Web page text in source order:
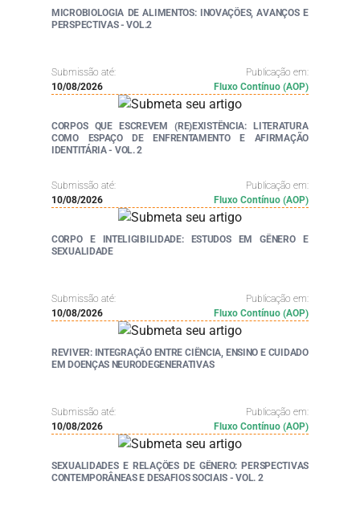
MICROBIOLOGIA DE ALIMENTOS: INOVAÇÕES, AVANÇOS E
PERSPECTIVAS - VOL.2
Submissão até:
Publicação em:
10/08/2026
Fluxo Contínuo (AOP)
CORPOS QUE ESCREVEM (RE)EXISTÊNCIA: LITERATURA
COMO ESPAÇO DE ENFRENTAMENTO E AFIRMAÇÃO
IDENTITÁRIA - VOL. 2
Submissão até:
Publicação em:
10/08/2026
Fluxo Contínuo (AOP)
CORPO E INTELIGIBILIDADE: ESTUDOS EM GÊNERO E
SEXUALIDADE
Submissão até:
Publicação em:
10/08/2026
Fluxo Contínuo (AOP)
REVIVER: INTEGRAÇÃO ENTRE CIÊNCIA, ENSINO E CUIDADO
EM DOENÇAS NEURODEGENERATIVAS
Submissão até:
Publicação em:
10/08/2026
Fluxo Contínuo (AOP)
SEXUALIDADES E RELAÇÕES DE GÊNERO: PERSPECTIVAS
CONTEMPORÂNEAS E DESAFIOS SOCIAIS - VOL. 2